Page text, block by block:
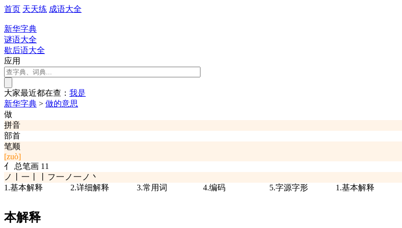
首页 天天练 成语大全
新华字典
谜语大全
歇后语大全
应用
大家最近都在查： 我是
新华字典 > 做的意思
做
拼音
部首
笔顺
[zuò]
亻
总笔画 11
ノ丨一丨丨フ一ノ一ノ丶
1.基本解释
2.详细解释 3.常用词 4.编码 5.字源字形 1.基本解释
本解释